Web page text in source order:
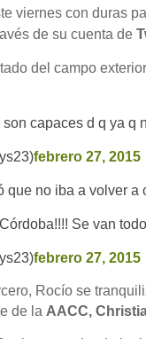
viernes con duras
de su cuenta de
del campo
capaces d q ya
febrero 27, 2015
que no iba a volver a
Se van
febrero 27, 2015
Rocío se
de la AACC,